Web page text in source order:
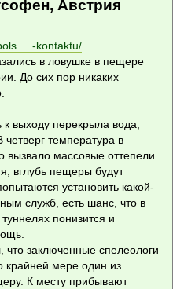
Австрия
... -kontaktu/
в ловушке в пещере
До сих пор никаких
выходу перекрыла вода,
температура в
вызвало массовые оттепели.
вглубь пещеры будут
установить какой-
служб, есть шанс, что в
понизится и
что заключенные спелеологи
мере один из
К месту прибывают